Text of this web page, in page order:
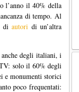
l’anno il 40% della
di tempo. Al
diautori di un’altra
degli italiani, i
solo il 60% degli
e monumenti storici
poco frequentati: